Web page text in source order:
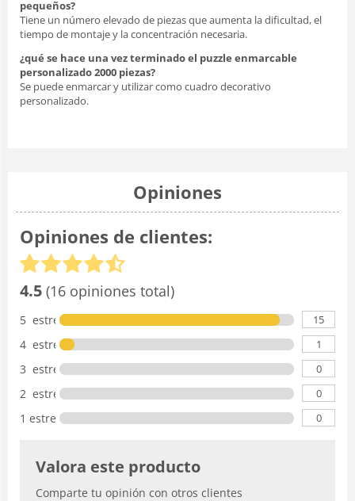
pequeños?
Tiene un número elevado de piezas que aumenta la dificultad, el
tiempo de montaje y la concentración necesaria.
¿qué se hace una vez terminado el puzzle enmarcable
personalizado 2000 piezas?
Se puede enmarcar y utilizar como cuadro decorativo
personalizado.
Opiniones
Opiniones de clientes:
4.5 (16 opiniones total)
5 estrellas 15
4 estrellas 1
3 estrellas 0
2 estrellas 0
1 estrella 0
Valora este producto
Comparte tu opinión con otros clientes